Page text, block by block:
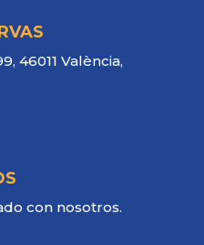
46011 València,
con nosotros.